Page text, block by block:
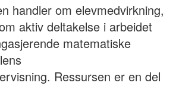
handler om elevmedvirkning,
aktiv deltakelse i arbeidet
matematiske
Ressursen er en del